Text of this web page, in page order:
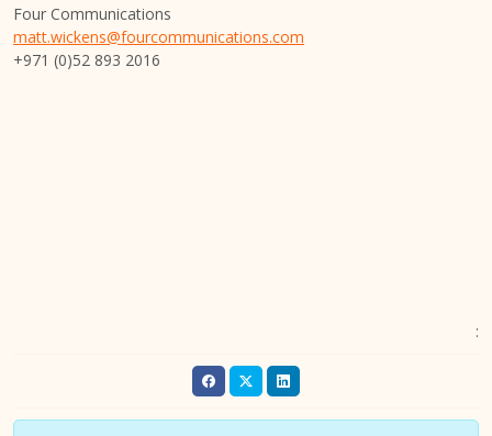
Four Communications
matt.wickens@fourcommunications.com
+971 (0)52 893 2016
: